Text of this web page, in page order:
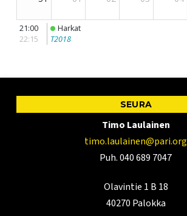
SEURA
Timo Laulainen
timo.laulainen@pari.org
Puh. 040 689 7047
Olavintie 1 B 18
40270 Palokka